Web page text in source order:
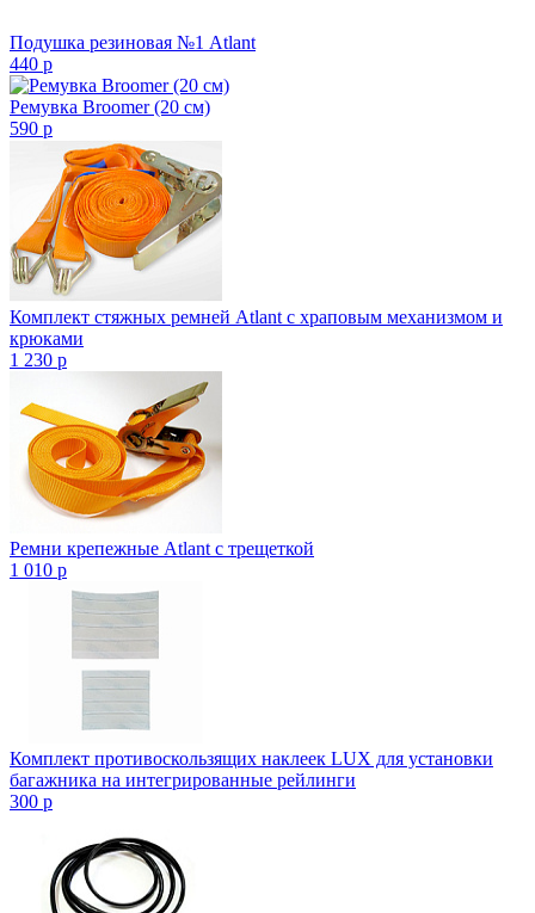
Подушка резиновая №1 Atlant
440 p
Ремувка Broomer (20 см)
590 p
Комплект стяжных ремней Atlant с храповым механизмом и
крюками
1 230 p
Ремни крепежные Atlant с трещеткой
1 010 p
Комплект противоскользящих наклеек LUX для установки
багажника на интегрированные рейлинги
300 p